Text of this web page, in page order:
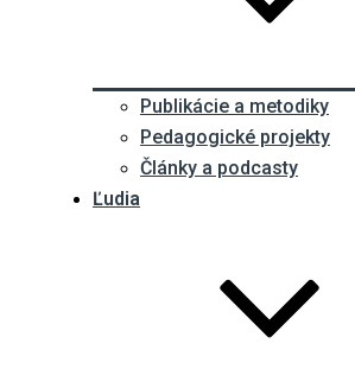
Publikácie a metodiky
Pedagogické projekty
Články a podcasty
Ľudia